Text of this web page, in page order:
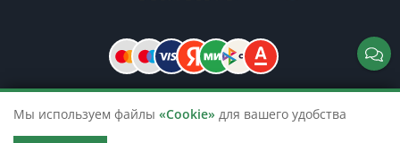
© 2026 TicketsTour. Продажа водных
Мы используем файлы «Cookie» для вашего удобства